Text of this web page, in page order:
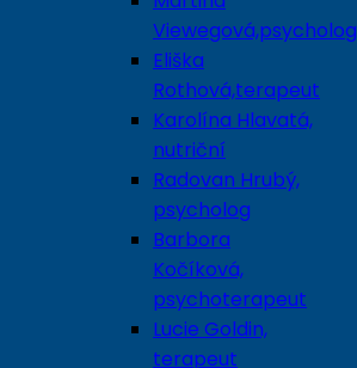
Viewegová,psycholog
Eliška
Rothová,terapeut
Karolína Hlavatá,
nutriční
Radovan Hrubý,
psycholog
Barbora
Kočíková,
psychoterapeut
Lucie Goldin,
terapeut